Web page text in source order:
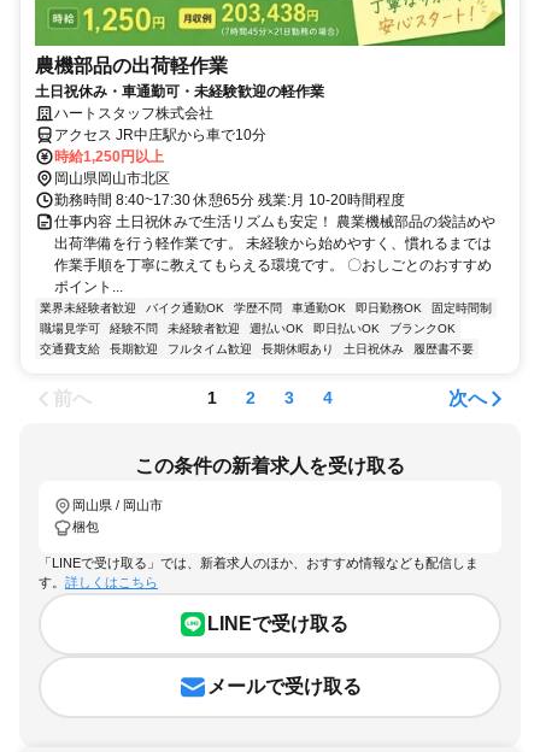
農機部品の出荷軽作業
土日祝休み・車通勤可・未経験歓迎の軽作業
ハートスタッフ株式会社
アクセス JR中庄駅から車で10分
時給1,250円以上
岡山県岡山市北区
勤務時間 8:40~17:30 休憩65分 残業:月 10-20時間程度
仕事内容 土日祝休みで生活リズムも安定！ 農業機械部品の袋詰めや
出荷準備を行う軽作業です。 未経験から始めやすく、慣れるまでは
作業手順を丁寧に教えてもらえる環境です。 〇おしごとのおすすめ
ポイント...
業界未経験者歓迎 バイク通勤OK 学歴不問 車通勤OK 即日勤務OK
固定時間制
職場見学可
経験不問 未経験者歓迎 週払いOK 即日払いOK
ブランクOK
交通費支給
長期歓迎 フルタイム歓迎 長期休暇あり 土日祝休み 履歴書不要
前へ 1 2 3 4 次へ
この条件の新着求人を受け取る
岡山県 / 岡山市
梱包
「LINEで受け取る」では、新着求人のほか、おすすめ情報なども配信しま
す。 詳しくはこちら
LINEで受け取る
メールで受け取る